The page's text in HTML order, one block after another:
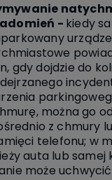
- kiedy
gdy dojdzie do
można go
z chmury
telefonu; w
auta lub samej
może